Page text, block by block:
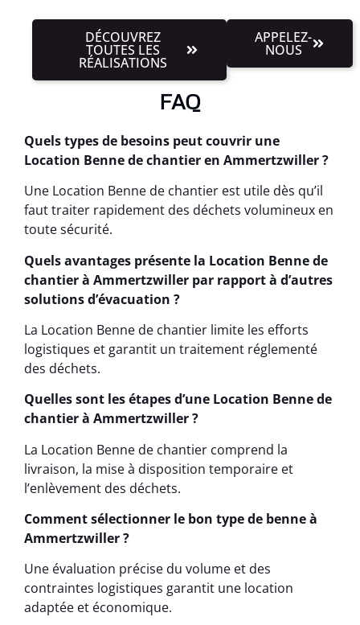
DÉCOUVREZ
TOUTES LES
RÉALISATIONS
APPELEZ-
NOUS
FAQ
Quels types de besoins peut couvrir une
Location Benne de chantier en Ammertzwiller ?
Une Location Benne de chantier est utile dès qu’il
faut traiter rapidement des déchets volumineux en
toute sécurité.
Quels avantages présente la Location Benne de
chantier à Ammertzwiller par rapport à d’autres
solutions d’évacuation ?
La Location Benne de chantier limite les efforts
logistiques et garantit un traitement réglementé
des déchets.
Quelles sont les étapes d’une Location Benne de
chantier à Ammertzwiller ?
La Location Benne de chantier comprend la
livraison, la mise à disposition temporaire et
l’enlèvement des déchets.
Comment sélectionner le bon type de benne à
Ammertzwiller ?
Une évaluation précise du volume et des
contraintes logistiques garantit une location
adaptée et économique.